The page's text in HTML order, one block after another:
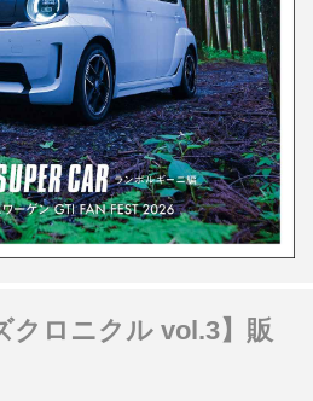
クロニクル vol.3】販